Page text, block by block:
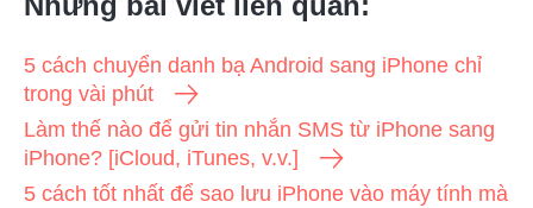
5 cách chuyển danh bạ Android sang iPhone chỉ
trong vài phút
Làm thế nào để gửi tin nhắn SMS từ iPhone sang
iPhone? [iCloud, iTunes, v.v.]
5 cách tốt nhất để sao lưu iPhone vào máy tính mà